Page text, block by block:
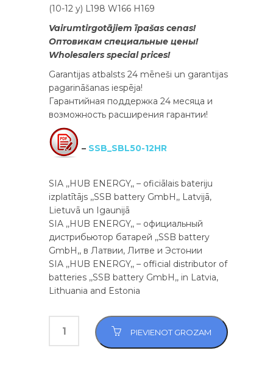
(10-12 y) L198 W166 H169
Vairumtirgotājiem īpašas cenas!
Оптовикам специальные цены!
Wholesalers special prices!
Garantijas atbalsts 24 mēneši un garantijas
pagarināšanas iespēja!
Гарантийная поддержка 24 месяца и
возможность расширения гарантии!
– SSB_SBL50-12HR
SIA ,,HUB ENERGY,, – oficiālais bateriju
izplatītājs ,,SSB battery GmbH,, Latvijā,
Lietuvā un Igaunijā
SIA ,,HUB ENERGY,, – официальный
дистрибьютор батарей ,,SSB battery
GmbH,, в Латвии, Литве и Эстонии
SIA ,,HUB ENERGY,, – official distributor of
batteries ,,SSB battery GmbH,, in Latvia,
Lithuania and Estonia
PIEVIENOT GROZAM